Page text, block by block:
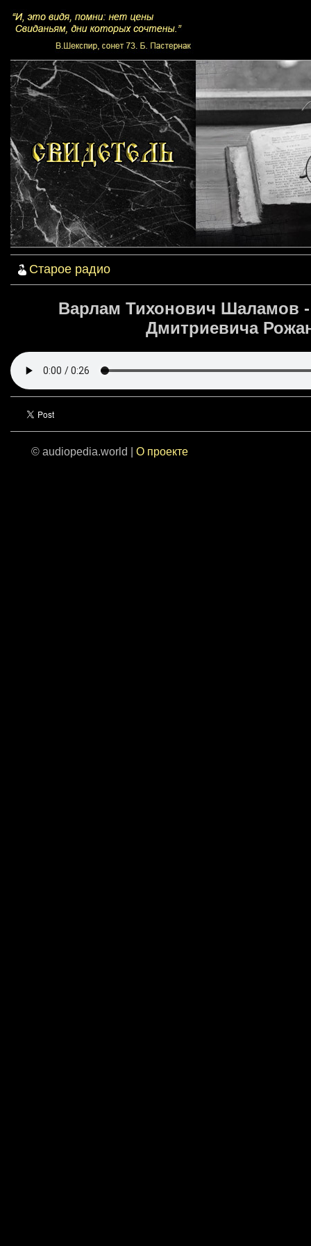
Старое радио
Варлам Тихонович Шаламов
Дмитриевича
© audiopedia.world | О проекте